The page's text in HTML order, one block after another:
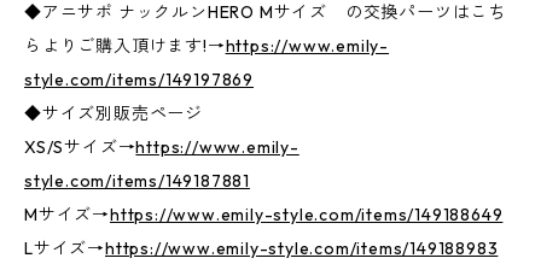
◆アニサポ ナックルンHERO Mサイズ の交換パーツはこち
らよりご購入頂けます!→https://www.emily-
style.com/items/149197869
◆サイズ別販売ページ
XS/Sサイズ→https://www.emily-
style.com/items/149187881
Mサイズ→https://www.emily-style.com/items/149188649
Lサイズ→https://www.emily-style.com/items/149188983